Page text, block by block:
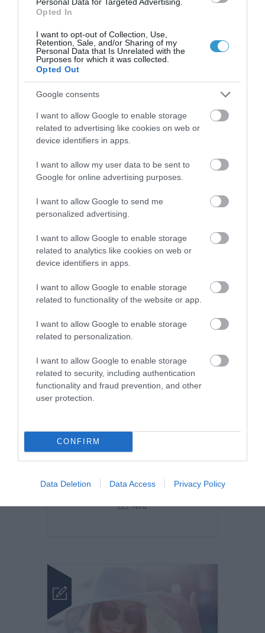
Opted In
I want to opt-out of Collection, Use,
Retention, Sale, and/or Sharing of my
Personal Data that Is Unrelated with the
Purposes for which it was collected.
Opted Out
Google consents
I want to allow Google to enable storage
related to advertising like cookies on web or
device identifiers in apps.
I want to allow my user data to be sent to
Google for online advertising purposes.
I want to allow Google to send me
personalized advertising.
I want to allow Google to enable storage
related to analytics like cookies on web or
device identifiers in apps.
I want to allow Google to enable storage
related to functionality of the website or app.
I want to allow Google to enable storage
related to personalization.
I want to allow Google to enable storage
related to security, including authentication
functionality and fraud prevention, and other
user protection.
CONFIRM
Data Deletion Data Access Privacy Policy
πολύ θετικά αποτελέσματα και
(χαμόγελο) πιθανόν να καταλάβει
σημαντική θέση ανάμεσα στις
επιλογές για διαθλαστική
χειρουργική επέμβαση του
σύγχρονου οφθαλμίατρου σήμερα.
ΠΗΓΗ: Δελτίο
Δρ. Αναστάσιος Κανελλόπουλος,
Χειρουργός – Οφθαλμίατρος
Related Posts
AI: Οι επεμβάσεις με laser για
ποτέ
Νέα